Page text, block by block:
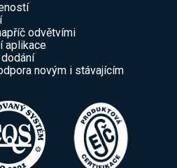
odvětvími
aplikace
novým i stávajícím